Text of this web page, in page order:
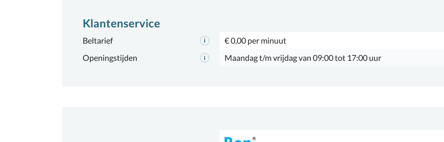
Klantenservice
Beltarief
€ 0,00 per minuut
Openingstijden
Maandag t/m vrijdag van 09:00 tot 17:00 uur